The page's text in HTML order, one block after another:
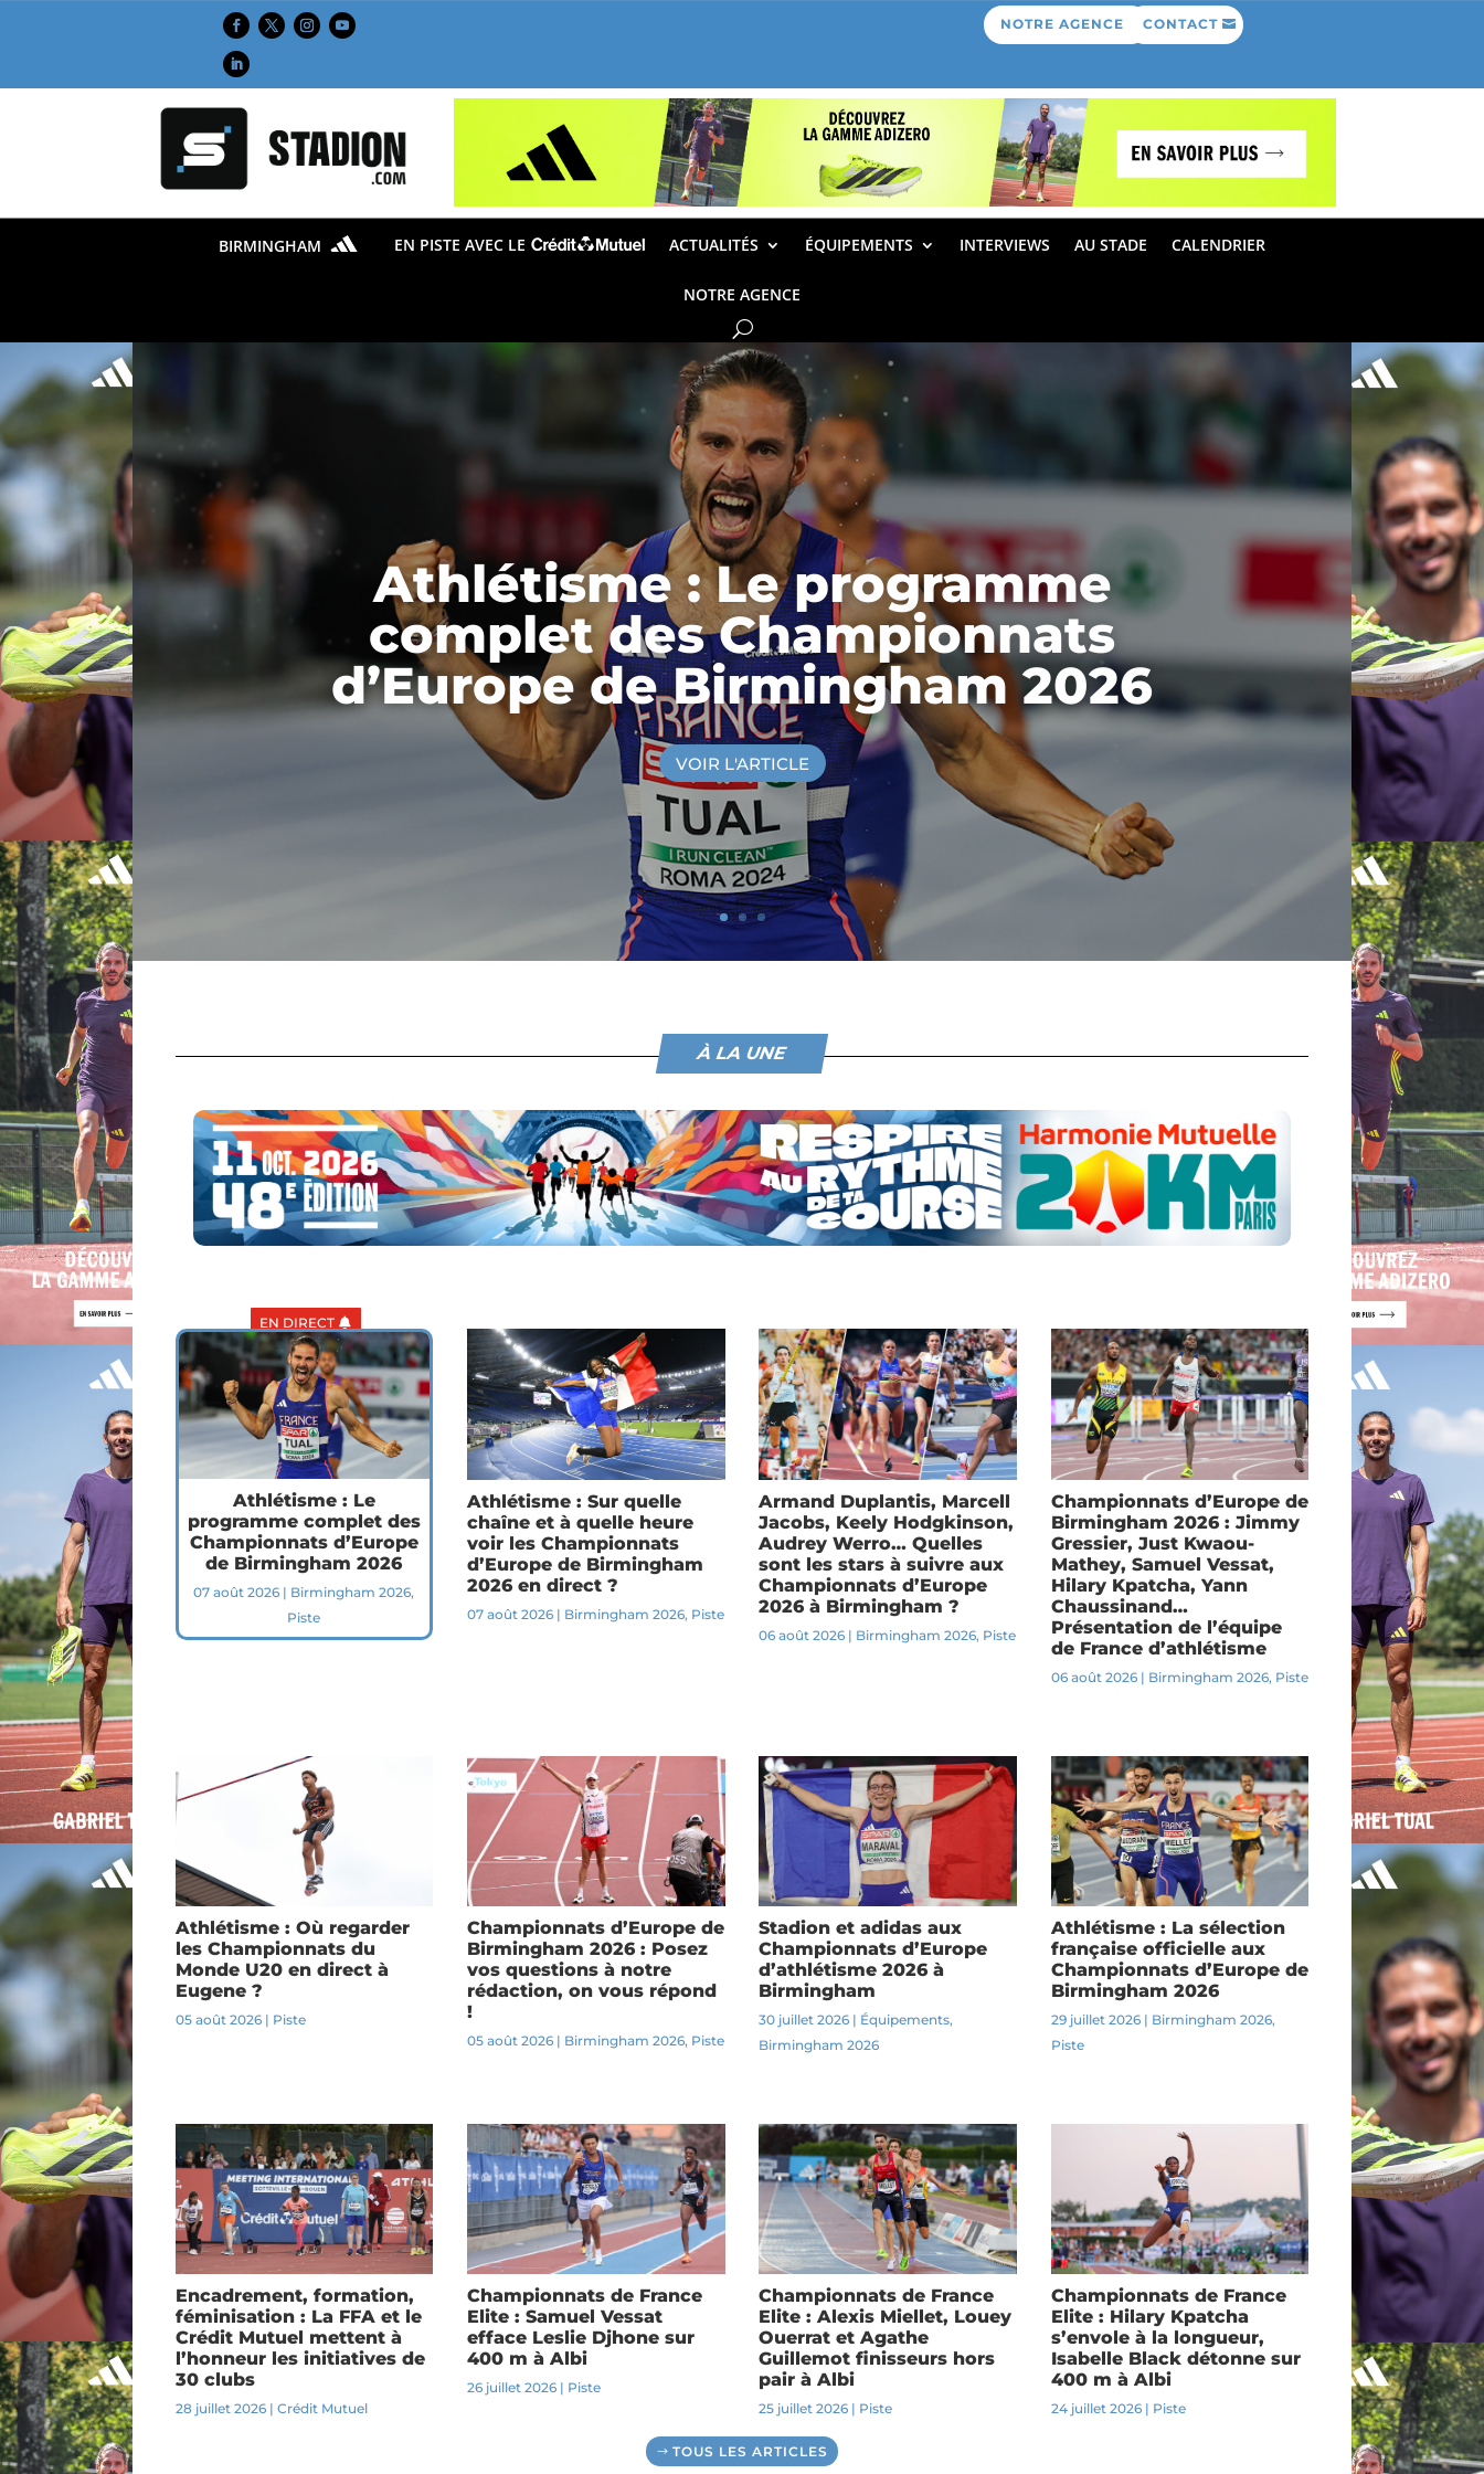
NOTRE AGENCE CONTACT
BIRMINGHAM EN PISTE AVEC LE ACTUALITÉS ÉQUIPEMENTS INTERVIEWS AU STADE CALENDRIER
NOTRE AGENCE
Athlétisme : Le programme
complet des Championnats
d’Europe de Birmingham 2026
VOIR L'ARTICLE
À LA UNE
EN DIRECT
Athlétisme : Le
programme complet des
Championnats d’Europe
de Birmingham 2026
07 août 2026 | Birmingham 2026,
Piste
Athlétisme : Sur quelle
chaîne et à quelle heure
voir les Championnats
d’Europe de Birmingham
2026 en direct ?
07 août 2026 | Birmingham 2026, Piste
Armand Duplantis, Marcell
Jacobs, Keely Hodgkinson,
Audrey Werro… Quelles
sont les stars à suivre aux
Championnats d’Europe
2026 à Birmingham ?
06 août 2026 | Birmingham 2026, Piste
Championnats d’Europe de
Birmingham 2026 : Jimmy
Gressier, Just Kwaou-
Mathey, Samuel Vessat,
Hilary Kpatcha, Yann
Chaussinand…
Présentation de l’équipe
de France d’athlétisme
06 août 2026| Birmingham 2026, Piste
Athlétisme : Où regarder
les Championnats du
Monde U20 en direct à
Eugene ?
05 août 2026| Piste
Championnats d’Europe de
Birmingham 2026 : Posez
vos questions à notre
rédaction, on vous répond
!
05 août 2026 | Birmingham 2026, Piste
Stadion et adidas aux
Championnats d’Europe
d’athlétisme 2026 à
Birmingham
30 juillet 2026 | Équipements,
Birmingham 2026
Athlétisme : La sélection
française officielle aux
Championnats d’Europe de
Birmingham 2026
29 juillet 2026| Birmingham 2026,
Piste
Encadrement, formation,
féminisation : La FFA et le
Crédit Mutuel mettent à
l’honneur les initiatives de
30 clubs
28 juillet 2026| Crédit Mutuel
Championnats de France
Elite : Samuel Vessat
efface Leslie Djhone sur
400 m à Albi
26 juillet 2026 | Piste
Championnats de France
Elite : Alexis Miellet, Louey
Ouerrat et Agathe
Guillemot finisseurs hors
pair à Albi
25 juillet 2026 | Piste
Championnats de France
Elite : Hilary Kpatcha
s’envole à la longueur,
Isabelle Black détonne sur
400 m à Albi
24 juillet 2026| Piste
TOUS LES ARTICLES